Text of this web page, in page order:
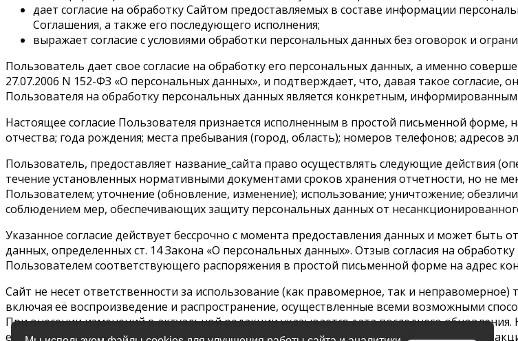
дает согласие на обработку Сайтом предоставляемых в составе информации
Соглашения, а также его последующего исполнения;
выражает согласие с условиями обработки персональных данных без оговорок и
Пользователь дает свое согласие на обработку его персональных данных, а именно
27.07.2006 N 152-ФЗ «О персональных данных», и подтверждает, что, давая такое согласие,
Пользователя на обработку персональных данных является конкретным,
Настоящее согласие Пользователя признается исполненным в простой письменной
отчества; года рождения; места пребывания (город, область); номеров телефонов; адресов
Пользователь, предоставляет название_сайта право осуществлять следующие действия
течение установленных нормативными документами сроков хранения отчетности, но не
Пользователем; уточнение (обновление, изменение); использование; уничтожение;
соблюдением мер, обеспечивающих защиту персональных данных от
Указанное согласие действует бессрочно с момента предоставления данных и может быть
данных, определенных ст. 14 Закона «О персональных данных». Отзыв согласия на
Пользователем соответствующего распоряжения в простой письменной форме на адрес
Сайт не несет ответственности за использование (как правомерное, так и
включая её воспроизведение и распространение, осуществленные всеми возможными
При внесении изменений в актуальной редакции указывается дата последнего
если иное не предусмотрено новой редакцией Соглашения. Ссылка на действующую